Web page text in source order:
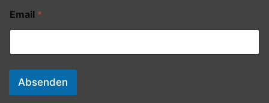
Email *
Absenden